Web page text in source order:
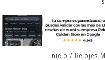
Inicio / Relojes